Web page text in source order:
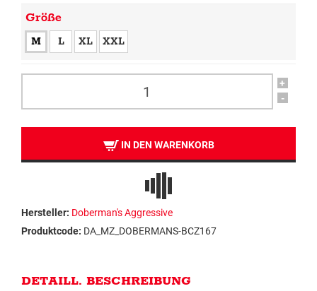
Größe
M L XL XXL
+
-
IN DEN WARENKORB
Hersteller: Doberman's Aggressive
Produktcode: DA_MZ_DOBERMANS-BCZ167
DETAILL. BESCHREIBUNG